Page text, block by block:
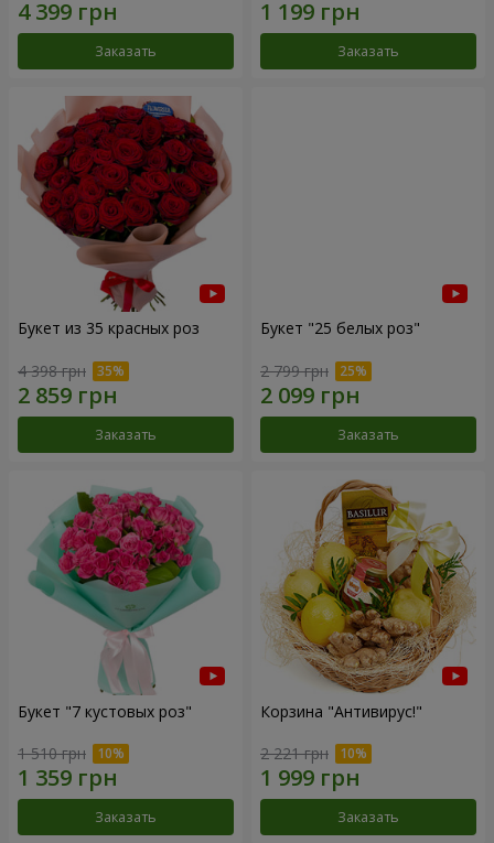
Заказать Заказать
Букет из 35 красных роз
4 398 грн
Заказать
Букет "25 белых роз"
2 799 грн
Заказать
Букет "7 кустовых роз"
1 510 грн
Заказать
Корзина "Антивирус!"
2 221 грн
Заказать